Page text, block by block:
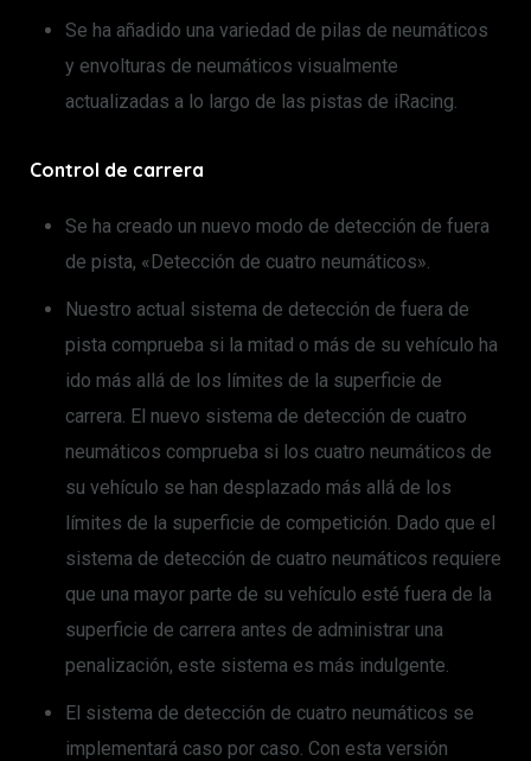
Se ha añadido una variedad de pilas de neumáticos
y envolturas de neumáticos visualmente
actualizadas a lo largo de las pistas de iRacing.
Control de carrera
Se ha creado un nuevo modo de detección de fuera
de pista, «Detección de cuatro neumáticos».
Nuestro actual sistema de detección de fuera de
pista comprueba si la mitad o más de su vehículo ha
ido más allá de los límites de la superficie de
carrera. El nuevo sistema de detección de cuatro
neumáticos comprueba si los cuatro neumáticos de
su vehículo se han desplazado más allá de los
límites de la superficie de competición. Dado que el
sistema de detección de cuatro neumáticos requiere
que una mayor parte de su vehículo esté fuera de la
superficie de carrera antes de administrar una
penalización, este sistema es más indulgente.
El sistema de detección de cuatro neumáticos se
implementará caso por caso. Con esta versión